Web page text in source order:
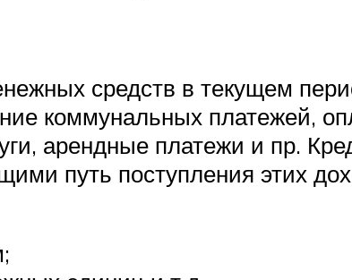
средств в текущем
коммунальных платежей,
арендные платежи и пр.
путь поступления этих